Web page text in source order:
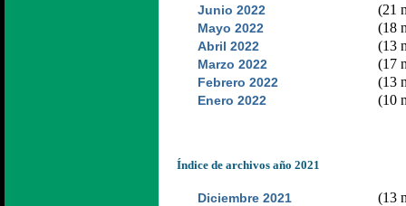
Junio 2022 (21
Mayo 2022 (18
Abril 2022 (13
Marzo 2022 (17
Febrero 2022 (13
Enero 2022 (10
Índice de archivos año 2021
Diciembre 2021 (13